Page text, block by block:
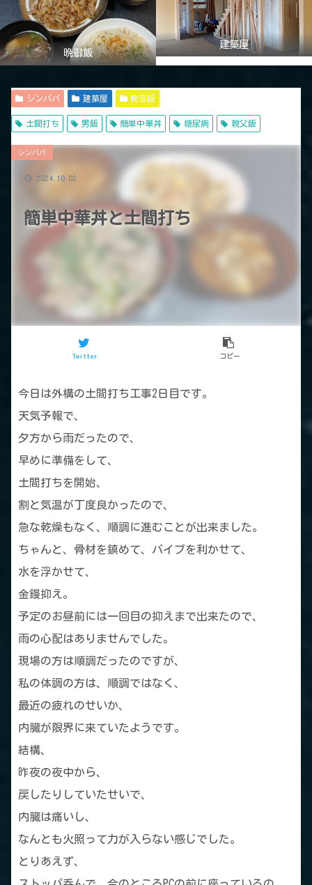
晩御飯
建築屋
シンパパ 建築屋 晩御飯
土間打ち 男飯 簡単中華丼 糖尿病 親父飯
簡単中華丼と土間打ち
シンパパ
Twitter コピー
2024.10.02
今日は外構の土間打ち工事2日目です。
天気予報で、
夕方から雨だったので、
早めに準備をして、
土間打ちを開始、
割と気温が丁度良かったので、
急な乾燥もなく、順調に進むことが出来ました。
ちゃんと、骨材を鎮めて、バイブを利かせて、
水を浮かせて、
金鏝抑え。
予定のお昼前には一回目の抑えまで出来たので、
雨の心配はありませんでした。
現場の方は順調だったのですが、
私の体調の方は、順調ではなく、
最近の疲れのせいか、
内臓が限界に来ていたようです。
結構、
昨夜の夜中から、
戻したりしていたせいで、
内臓は痛いし、
なんとも火照って力が入らない感じでした。
とりあえず、